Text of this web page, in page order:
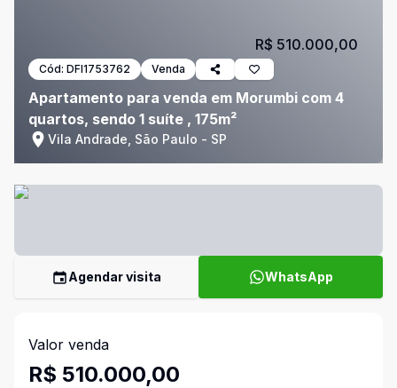
Cód: DFI1753762 Venda
Apartamento para venda em Morumbi com 4
quartos, sendo 1 suíte , 175m²
Vila Andrade, São Paulo - SP
R$ 510.000,00
Agendar visita WhatsApp
Valor venda
R$ 510.000,00